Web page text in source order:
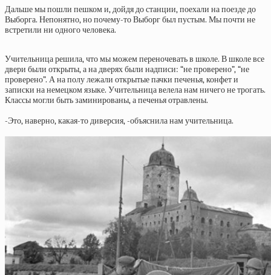
Дальше мы пошли пешком и, дойдя до станции, поехали на поезде до
Выборга. Непонятно, но почему-то Выборг был пустым. Мы почти не
встретили ни одного человека.
Учительница решила, что мы можем переночевать в школе. В школе все
двери были открыты, а на дверях были надписи: “не проверено”, “не
проверено”. А на полу лежали открытые пачки печенья, конфет и
записки на немецком языке. Учительница велела нам ничего не трогать.
Классы могли быть заминированы, а печенья отравлены.
-Это, наверно, какая-то диверсия, -объяснила нам учительница.